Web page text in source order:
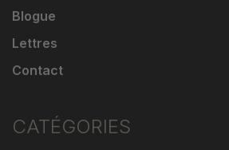
Blogue
Lettres
Contact
CATÉGORIES